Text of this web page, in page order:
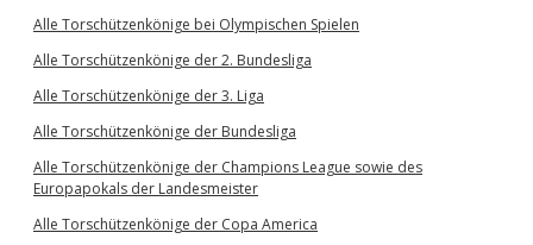
Alle Torschützenkönige bei Olympischen Spielen
Alle Torschützenkönige der 2. Bundesliga
Alle Torschützenkönige der 3. Liga
Alle Torschützenkönige der Bundesliga
Alle Torschützenkönige der Champions League sowie des
Europapokals der Landesmeister
Alle Torschützenkönige der Copa America